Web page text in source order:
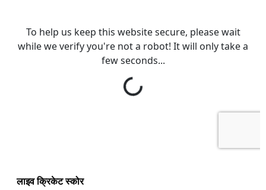
लाइव क्रिकेट स्कोर